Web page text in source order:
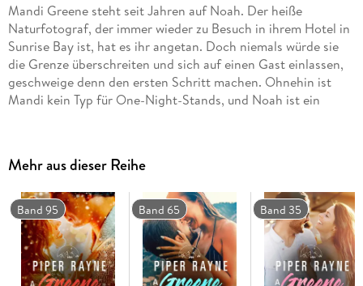
Mandi Greene steht seit Jahren auf Noah. Der heiße
Naturfotograf, der immer wieder zu Besuch in ihrem Hotel in
Sunrise Bay ist, hat es ihr angetan. Doch niemals würde sie
die Grenze überschreiten und sich auf einen Gast einlassen,
geschweige denn den ersten Schritt machen. Ohnehin ist
Mandi kein Typ für One-Night-Stands, und Noah ist ein
datet nicht mal jemanden! Wer wäre also besser als Fake-
Verlobte geeignet als Mandi? Mandi lässt sich darauf ein,
Noah zu helfen - doch als die Funken zwischen den beiden
fliegen, wird es immer schwieriger, sich aus der etwas außer
Kontrolle geratenen Lüge zu lösen . . . Eine spicy Fake-
Relationship-Romance zum Verlieben!
Mehr aus dieser Reihe
Band 95 Band 65 Band 35